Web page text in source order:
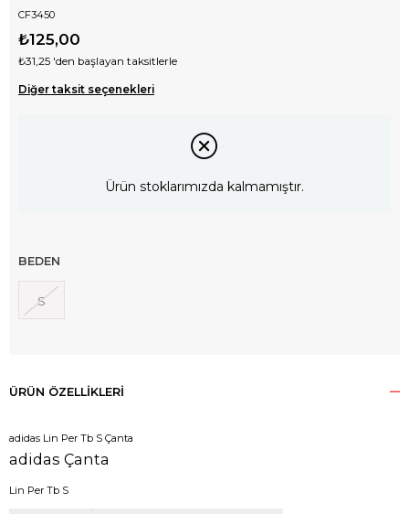
CF3450
₺125,00
₺31,25 'den başlayan taksitlerle
Diğer taksit seçenekleri
Ürün stoklarımızda kalmamıştır.
BEDEN
S
ÜRÜN ÖZELLIKLERI
adidas Lin Per Tb S Çanta
adidas Çanta
Lin Per Tb S